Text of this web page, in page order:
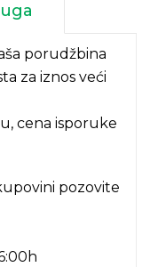
porudžbina
za iznos veći
cena isporuke
pozovite